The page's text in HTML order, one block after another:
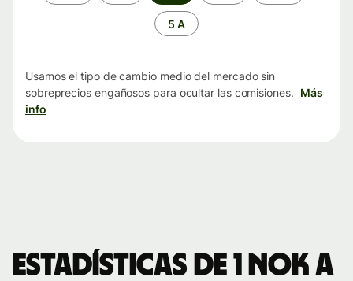
5 A
Usamos el tipo de cambio medio del mercado sin
sobreprecios engañosos para ocultar las comisiones. Más
info
Estadísticas de 1 NOK a